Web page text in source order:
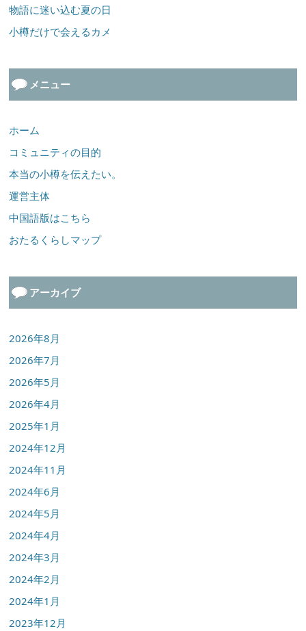
物語に迷い込む夏の日
小樽だけで会えるカメ
メニュー
ホーム
コミュニティの目的
本当の小樽を伝えたい。
運営主体
中国語版はこちら
おたるくらしマップ
アーカイブ
2026年8月
2026年7月
2026年5月
2026年4月
2025年1月
2024年12月
2024年11月
2024年6月
2024年5月
2024年4月
2024年3月
2024年2月
2024年1月
2023年12月